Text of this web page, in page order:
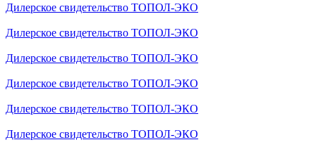
Дилерское свидетельство ТОПОЛ-ЭКО
Дилерское свидетельство ТОПОЛ-ЭКО
Дилерское свидетельство ТОПОЛ-ЭКО
Дилерское свидетельство ТОПОЛ-ЭКО
Дилерское свидетельство ТОПОЛ-ЭКО
Дилерское свидетельство ТОПОЛ-ЭКО